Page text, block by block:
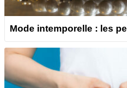
Mode intemporelle : les